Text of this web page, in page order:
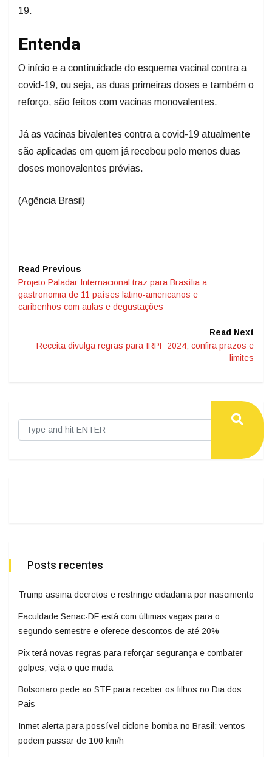
19.
Entenda
O início e a continuidade do esquema vacinal contra a
covid-19, ou seja, as duas primeiras doses e também o
reforço, são feitos com vacinas monovalentes.
Já as vacinas bivalentes contra a covid-19 atualmente
são aplicadas em quem já recebeu pelo menos duas
doses monovalentes prévias.
(Agência Brasil)
Read Previous
Projeto Paladar Internacional traz para Brasília a
gastronomia de 11 países latino-americanos e
caribenhos com aulas e degustações
Read Next
Receita divulga regras para IRPF 2024; confira prazos e
limites
Posts recentes
Trump assina decretos e restringe cidadania por nascimento
Faculdade Senac-DF está com últimas vagas para o
segundo semestre e oferece descontos de até 20%
Pix terá novas regras para reforçar segurança e combater
golpes; veja o que muda
Bolsonaro pede ao STF para receber os filhos no Dia dos
Pais
Inmet alerta para possível ciclone-bomba no Brasil; ventos
podem passar de 100 km/h